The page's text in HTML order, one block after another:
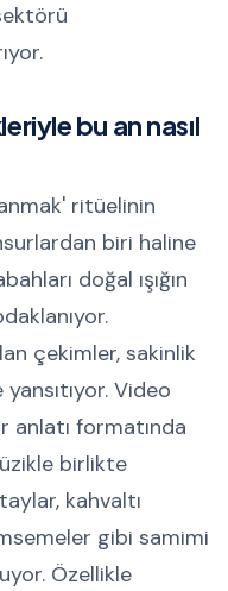
bu an nasıl
ritüelinin
biri haline
doğal ışığın
çekimler, sakinlik
Video
anlatı formatında
birlikte
kahvaltı
gibi samimi
Özellikle